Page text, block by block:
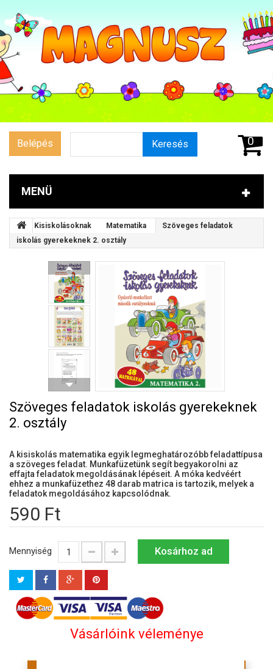
Belépés Keresés 0
MENÜ
Kisiskolásoknak Matematika
Szöveges feladatok
iskolás gyerekeknek 2. osztály
Szöveges feladatok iskolás gyerekeknek
2. osztály
A kisiskolás matematika egyik legmeghatározóbb feladattípusa
a szöveges feladat. Munkafüzetünk segít begyakorolni az
effajta feladatok megoldásának lépéseit. A móka kedvéért
ehhez a munkafüzethez 48 darab matrica is tartozik, melyek a
feladatok megoldásához kapcsolódnak.
590 Ft
Mennyiség Kosárhoz ad
Vásárlóink véleménye